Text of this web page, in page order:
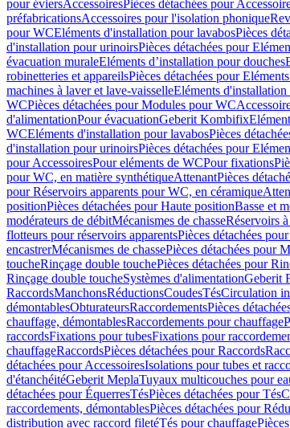
pour éviersAccessoiresPièces détachées pour
préfabricationsAccessoires pour l'isolation phonique
pour WCEléments d'installation pour lavabosPièces
d'installation pour urinoirsPièces détachées pour
évacuation muraleEléments d’installation pour douches
robinetteries et appareilsPièces détachées pour
machines à laver et lave-vaisselleEléments
WCPièces détachées pour Modules pour WC
d'alimentationPour évacuationGeberit Kombifix
WCEléments d'installation pour lavabosPièces
d'installation pour urinoirsPièces détachées pour
pour AccessoiresPour eléments de WCPour fixations
pour WC, en matière synthétiqueAttenantPièces
pour Réservoirs apparents pour WC, en céramique
positionPièces détachées pour Haute positionBasse et
modérateurs de débitMécanismes de chasseRéservoirs
flotteurs pour réservoirs apparentsPièces détachées
encastrerMécanismes de chassePièces détachées pour
toucheRinçage double touchePièces détachées pour
Rinçage double toucheSystèmes d'alimentationGeberit
RaccordsManchonsRéductionsCoudesTésCirculation
démontablesObturateursRaccordementsPièces
chauffage, démontablesRaccordements pour chauffage
raccordsFixations pour tubesFixations pour
chauffageRaccordsPièces détachées pour Raccords
détachées pour AccessoiresIsolations pour tubes et
d'étanchéitéGeberit MeplaTuyaux multicouches pour
détachées pour ÉquerresTésPièces détachées pour Tés
raccordements, démontablesPièces détachées pour
distribution avec raccord filetéTés pour chauffage